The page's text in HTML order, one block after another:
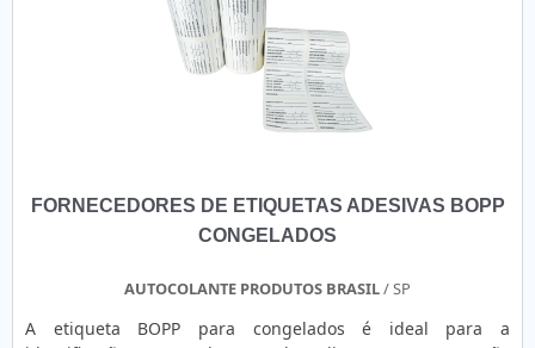
FORNECEDORES DE ETIQUETAS ADESIVAS BOPP
CONGELADOS
AUTOCOLANTE PRODUTOS BRASIL/ SP
A etiqueta BOPP para congelados é ideal para a